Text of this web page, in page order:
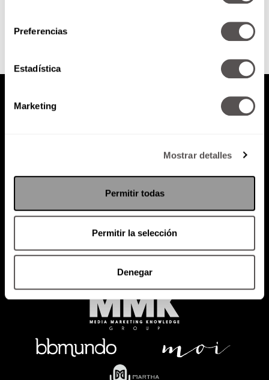
Preferencias
Estadística
Marketing
Mostrar detalles
Permitir todas
Permitir la selección
Denegar
Política de Privacidad
RADIO MARTHA